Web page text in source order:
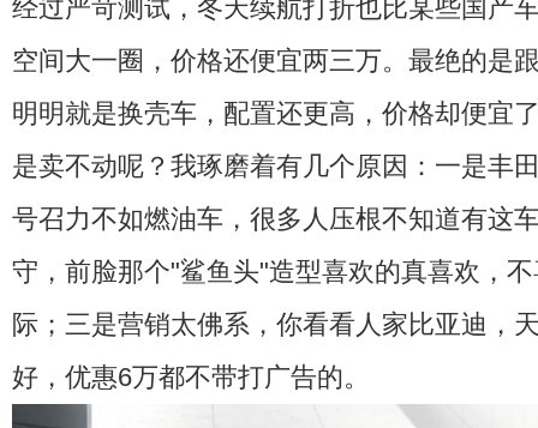
经过严苛测试，冬天续航打折也比某些国产
空间大一圈，价格还便宜两三万。最绝的是
明明就是换壳车，配置还更高，价格却便宜
是卖不动呢？我琢磨着有几个原因：一是丰
号召力不如燃油车，很多人压根不知道有这
守，前脸那个"鲨鱼头"造型喜欢的真喜欢，
际；三是营销太佛系，你看看人家比亚迪，
好，优惠6万都不带打广告的。